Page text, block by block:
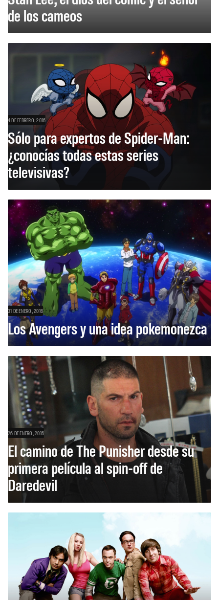
de los cameos
4 DE FEBRERO, 2016
Sólo para expertos de Spider-Man:
¿conocías todas estas series
televisivas?
31 DE ENERO, 2016
Los Avengers y una idea pokemonezca
26 DE ENERO, 2016
El camino de The Punisher desde su
primera película al spin-off de
Daredevil